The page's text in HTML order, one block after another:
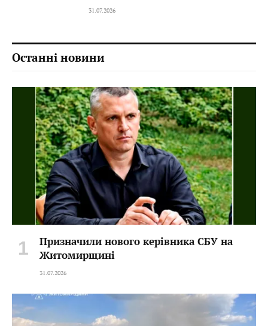
31.07.2026
Останні новини
Призначили нового керівника СБУ на
Житомирщині
31.07.2026